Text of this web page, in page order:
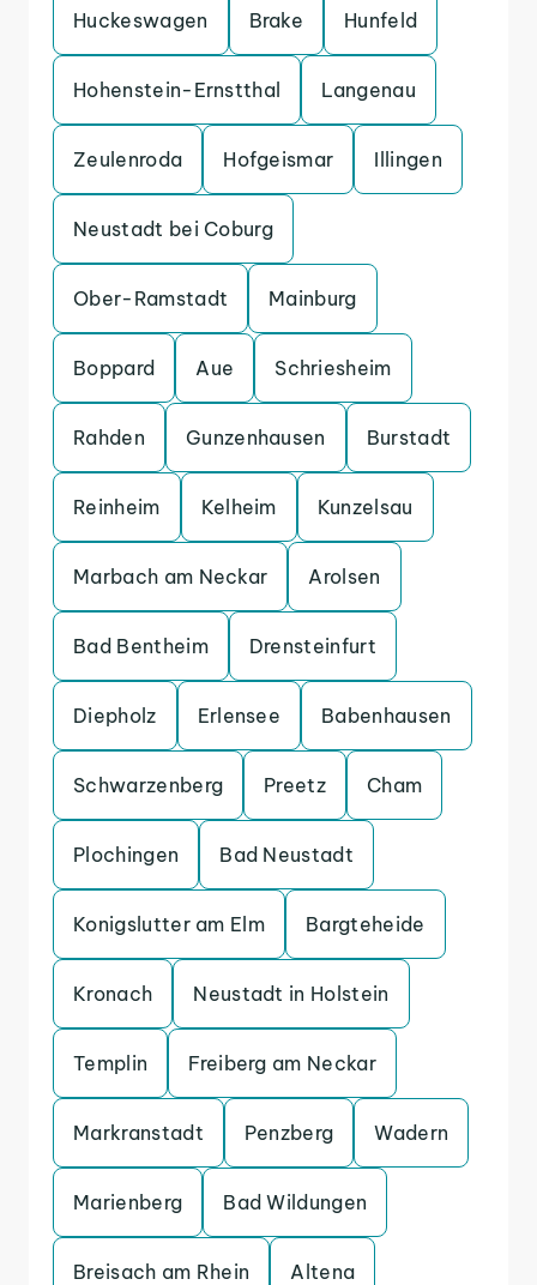
Huckeswagen Brake Hunfeld
Hohenstein-Ernstthal Langenau
Zeulenroda Hofgeismar Illingen
Neustadt bei Coburg
Ober-Ramstadt Mainburg
Boppard Aue Schriesheim
Rahden Gunzenhausen Burstadt
Reinheim Kelheim Kunzelsau
Marbach am Neckar Arolsen
Bad Bentheim Drensteinfurt
Diepholz Erlensee Babenhausen
Schwarzenberg Preetz Cham
Plochingen Bad Neustadt
Konigslutter am Elm Bargteheide
Kronach Neustadt in Holstein
Templin Freiberg am Neckar
Markranstadt Penzberg Wadern
Marienberg Bad Wildungen
Breisach am Rhein Altena